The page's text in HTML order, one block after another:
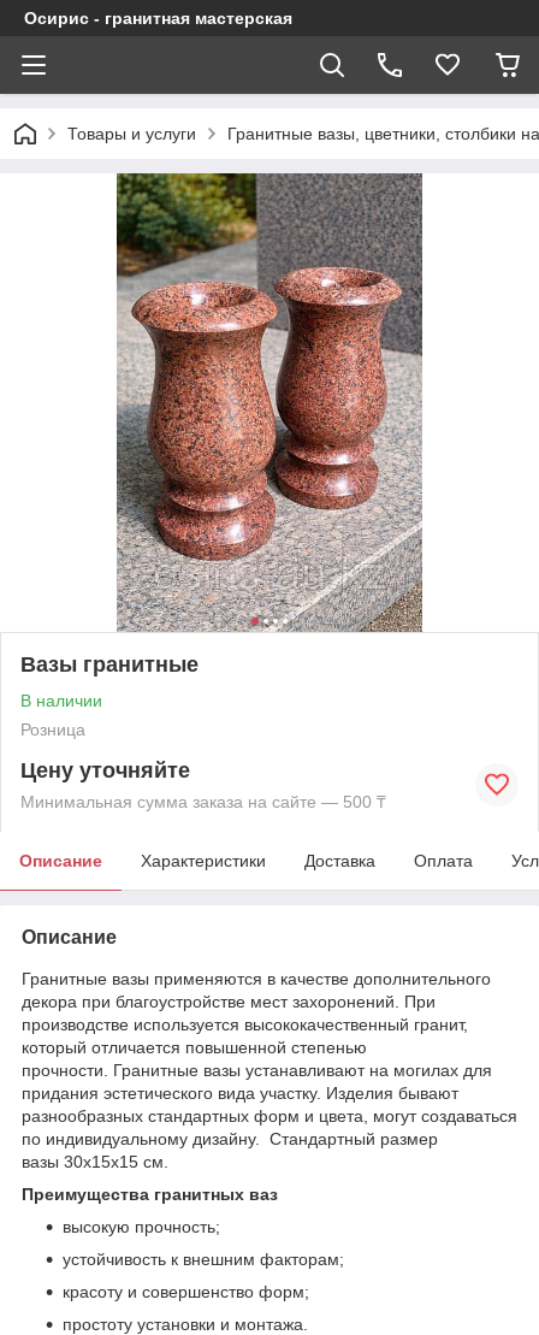
Осирис - гранитная мастерская
Товары и услуги Гранитные вазы, цветники, столбики
Вазы гранитные
В наличии
Розница
Цену уточняйте
Минимальная сумма заказа на сайте — 500 ₸
Описание Характеристики Доставка Оплата
Описание
Гранитные вазы применяются в качестве дополнительного
декора при благоустройстве мест захоронений. При
производстве используется высококачественный гранит,
который отличается повышенной степенью
прочности. Гранитные вазы устанавливают на могилах для
придания эстетического вида участку. Изделия бывают
разнообразных стандартных форм и цвета, могут создаваться
по индивидуальному дизайну. Стандартный размер
вазы 30х15х15 см.
Преимущества гранитных ваз
высокую прочность;
устойчивость к внешним факторам;
красоту и совершенство форм;
простоту установки и монтажа.